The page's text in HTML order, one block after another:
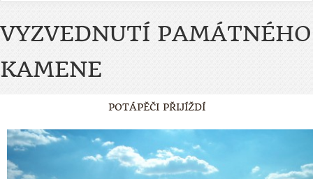
VYZVEDNUTÍ PAMÁTNÉHO
KAMENE
POTÁPĚČI PŘIJÍŽDÍ